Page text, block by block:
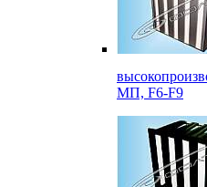
МП, F6-F9